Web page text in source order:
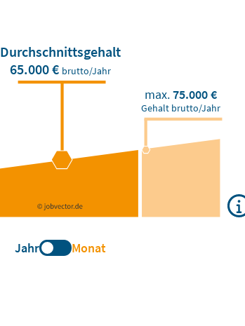
Durchschnittsgehalt
65.000 € brutto/Jahr
max.75.000 €
Gehalt brutto/Jahr
Jahr Monat